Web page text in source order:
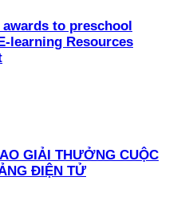
to preschool
learning Resources
GIẢI THƯỞNG CUỘC
ĐIỆN TỬ